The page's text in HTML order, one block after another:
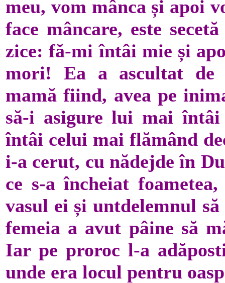
meu, vom mânca și apoi
face mâncare, este
zice: fă-mi întâi mie și
mori! Ea a ascultat de
mamă fiind, avea pe
să-i asigure lui mai
întâi celui mai flămând
i-a cerut, cu nădejde în
ce s-a încheiat
vasul ei și untdelemnul
femeia a avut pâine să
Iar pe proroc l-a
unde era locul pentru